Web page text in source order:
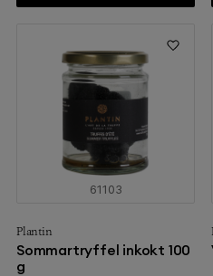
61103
Plantin
Sommartryffel inkokt 100
g